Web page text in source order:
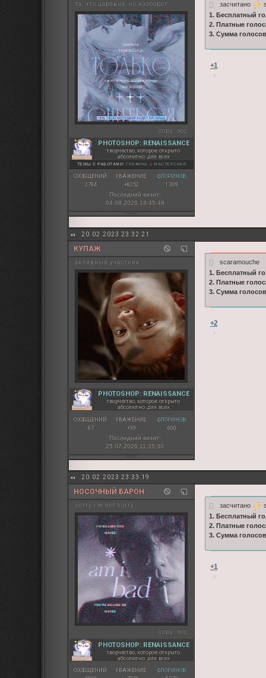
та, что царевна, но наоборот
copy: эос
PHOTOSHOP: RENAISSANCE
творчество, которое открыто
абсолютно для всех
ТЕМЫ С РАБОТАМИ:ГРАФИКА ◇МАСТЕРСКАЯ
СООБЩЕНИЙ:
2784
УВАЖЕНИЕ:
+8252
ФЛОРИНОВ:
1 309
Последний визит:
04.08.2026 18:45:48
засчитано
1. Бесплатный
2. Платные
3. Сумма
+1
20.02.2023 23:32:21
КУПАЖ
активный участник
PHOTOSHOP: RENAISSANCE
творчество, которое открыто
абсолютно для всех
СООБЩЕНИЙ:
67
УВАЖЕНИЕ:
+39
ФЛОРИНОВ:
600
Последний визит:
25.07.2026 11:35:30
scaramouche
1. Бесплатный
2. Платные
3. Сумма
+2
20.02.2023 23:33:19
НОСОЧНЫЙ БАРОН
sorry i'm not sorry
copy: эос
PHOTOSHOP: RENAISSANCE
творчество, которое открыто
абсолютно для всех
СООБЩЕНИЙ:
УВАЖЕНИЕ:
ФЛОРИНОВ:
засчитано
1. Бесплатный
2. Платные
3. Сумма
+1